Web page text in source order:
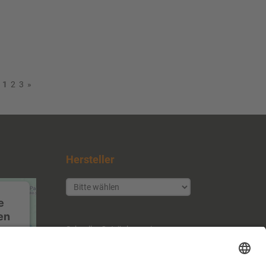
1 2 3 »
Hersteller
Schneller Getränkeservice